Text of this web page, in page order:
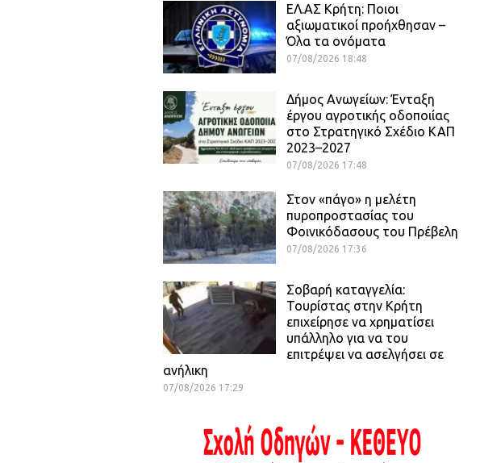
ΕΛ.ΑΣ Κρήτη: Ποιοι
αξιωματικοί προήχθησαν –
Όλα τα ονόματα
07/08/2026 18:48
Δήμος Ανωγείων: Ένταξη
έργου αγροτικής οδοποιίας
στο Στρατηγικό Σχέδιο ΚΑΠ
2023–2027
07/08/2026 17:48
Στον «πάγο» η μελέτη
πυροπροστασίας του
Φοινικόδασους του Πρέβελη
07/08/2026 17:36
Σοβαρή καταγγελία:
Τουρίστας στην Κρήτη
επιχείρησε να χρηματίσει
υπάλληλο για να του
επιτρέψει να ασελγήσει σε
ανήλικη
07/08/2026 17:29